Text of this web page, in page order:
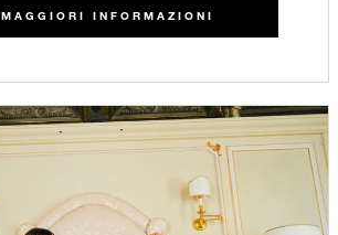
MAGGIORI INFORMAZIONI